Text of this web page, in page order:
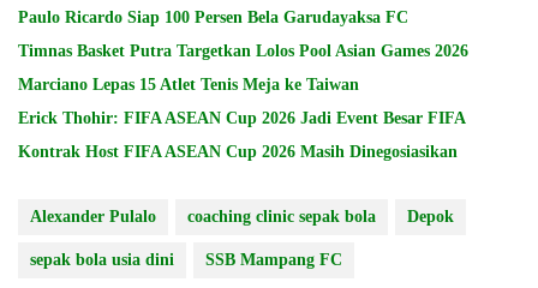
Paulo Ricardo Siap 100 Persen Bela Garudayaksa FC
Timnas Basket Putra Targetkan Lolos Pool Asian Games 2026
Marciano Lepas 15 Atlet Tenis Meja ke Taiwan
Erick Thohir: FIFA ASEAN Cup 2026 Jadi Event Besar FIFA
Kontrak Host FIFA ASEAN Cup 2026 Masih Dinegosiasikan
Alexander Pulalo coaching clinic sepak bola Depok
sepak bola usia dini SSB Mampang FC